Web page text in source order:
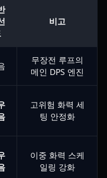
비고
무장전 루프의
메인 DPS 엔진
고위험 화력 세
팅 안정화
이중 화력 스케
일링 강화